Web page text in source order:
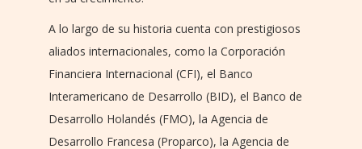
A lo largo de su historia cuenta con prestigiosos
aliados internacionales, como la Corporación
Financiera Internacional (CFI), el Banco
Interamericano de Desarrollo (BID), el Banco de
Desarrollo Holandés (FMO), la Agencia de
Desarrollo Francesa (Proparco), la Agencia de